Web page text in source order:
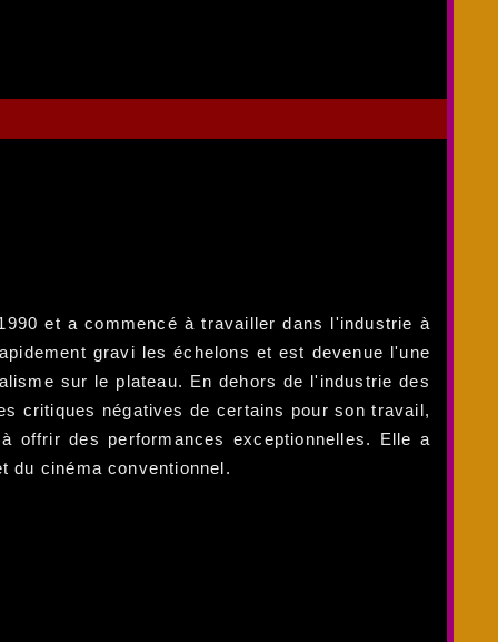
et a commencé à travailler dans l'industrie à
gravi les échelons et est devenue l'une
sur le plateau. En dehors de l'industrie des
critiques négatives de certains pour son travail,
offrir des performances exceptionnelles. Elle a
du cinéma conventionnel.